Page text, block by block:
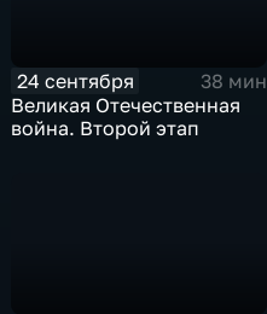
24 сентября
38 мин
Великая Отечественная
война. Второй этап